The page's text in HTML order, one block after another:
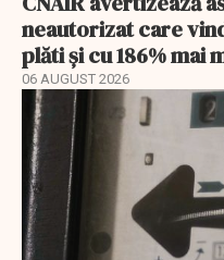
neautorizat care
plăti și cu 186% mai
06 AUGUST 2026